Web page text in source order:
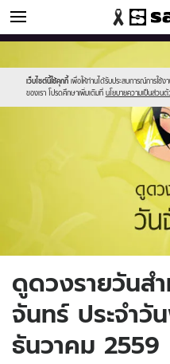
ดูดวง
เว็บไซต์นี้ใช้คุกกี้ เพื่อให้ท่านได้รับประสบการณ์การใช้
ของเรา โปรดศึกษาเพิ่มเติมที่ นโยบายความเป็นส่วนตั
//s.isanook.com/sr/0/images/
new-
sanook.png
//s.isanook.com/ho/0/ud/fxd/day/
ดูดวงรายวันส
จันทร์ ประจำวั
ธันวาคม 2559